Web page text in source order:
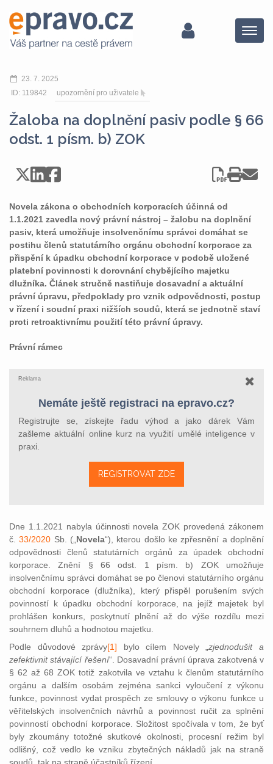
Menu
23. 7. 2025
ID: 119842
upozornění pro uživatele
Žaloba na doplnění pasiv podle § 66
odst. 1 písm. b) ZOK
Novela zákona o obchodních korporacích účinná od
1.1.2021 zavedla nový právní nástroj – žalobu na doplnění
pasiv, která umožňuje insolvenčnímu správci domáhat se
postihu členů statutárního orgánu obchodní korporace za
přispění k úpadku obchodní korporace v podobě uložené
platební povinnosti k dorovnání chybějícího majetku
dlužníka. Článek stručně nastiňuje dosavadní a aktuální
právní úpravu, předpoklady pro vznik odpovědnosti, postup
v řízení i soudní praxi nižších soudů, která se jednotně staví
proti retroaktivnímu použití této právní úpravy.
Právní rámec
Reklama
Nemáte ještě registraci na epravo.cz?
Registrujte se, získejte řadu výhod a jako dárek Vám
zašleme aktuální online kurz na využití umělé inteligence v
praxi.
REGISTROVAT ZDE
Dne 1.1.2021 nabyla účinnosti novela ZOK provedená zákonem
č.33/2020 Sb. („ Novela“), kterou došlo ke zpřesnění a doplnění
odpovědnosti členů statutárních orgánů za úpadek obchodní
korporace. Znění § 66 odst. 1 písm. b) ZOK umožňuje
insolvenčnímu správci domáhat se po členovi statutárního orgánu
obchodní korporace (dlužníka), který přispěl porušením svých
povinností k úpadku obchodní korporace, na jejíž majetek byl
prohlášen konkurs, poskytnutí plnění až do výše rozdílu mezi
souhrnem dluhů a hodnotou majetku.
Podle důvodové zprávy[1] bylo cílem Novely „zjednodušit a
zefektivnit stávající řešení“. Dosavadní právní úprava zakotvená v
§ 62 až 68 ZOK totiž zakotvila ve vztahu k členům statutárního
orgánu a dalším osobám zejména sankci vyloučení z výkonu
funkce, povinnost vydat prospěch ze smlouvy o výkonu funkce u
věřitelských insolvenčních návrhů a povinnost ručit za splnění
povinností obchodní korporace. Složitost spočívala v tom, že byť
byly zkoumány totožné skutkové okolnosti, procesní režim byl
odlišný, což vedlo ke vzniku zbytečných nákladů jak na straně